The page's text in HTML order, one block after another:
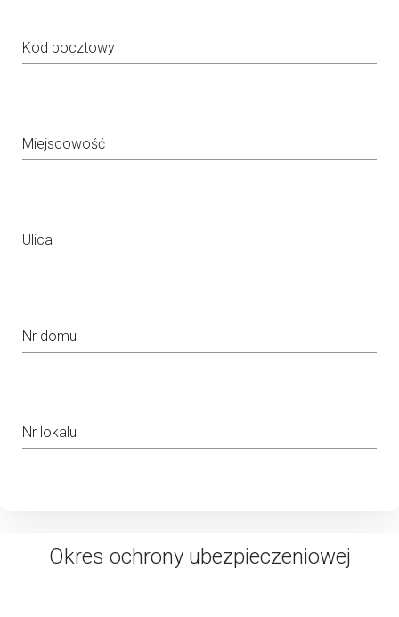
Kod pocztowy
Miejscowość
Ulica
Nr domu
Nr lokalu
Okres ochrony ubezpieczeniowej